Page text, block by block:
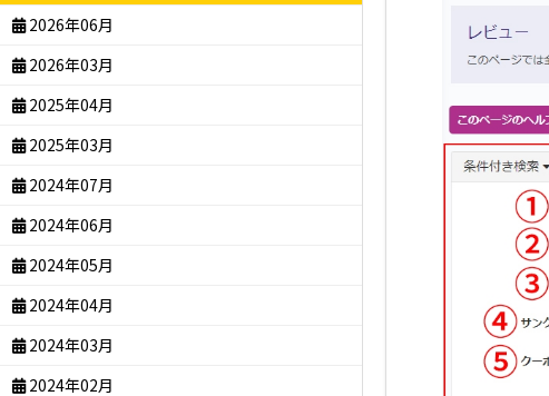
2026年06月
2026年03月
2025年04月
2025年03月
2024年07月
2024年06月
2024年05月
2024年04月
2024年03月
2024年02月